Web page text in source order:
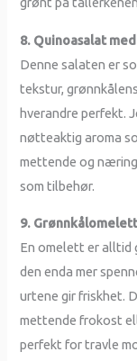
8. Quinoasalat
Denne salaten er
tekstur,
hverandre perfekt.
nøtteaktig aroma
mettende og
som tilbehør.
9.
En omelett er alltid
den enda mer
urtene gir friskhet.
mettende frokost
perfekt for travle